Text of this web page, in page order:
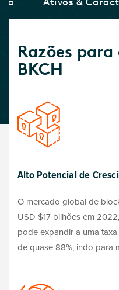
Razões
BKCH
Alto Potencial de
O mercado global de
USD $17 bilhões em
pode expandir a uma
de quase 88%, indo para